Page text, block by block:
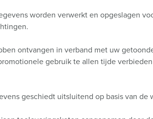
worden verwerkt en opgeslagen
ontvangen in verband met uw
gebruik te allen tijde
geschiedt uitsluitend op basis van